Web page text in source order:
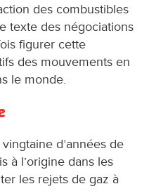
des combustibles
texte des négociations
figurer cette
des mouvements en
le monde.
d’années de
à l’origine dans les
les rejets de gaz à